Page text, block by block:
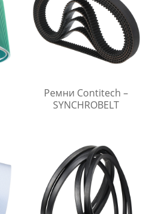
Ремни Contitech –
SYNCHROBELT